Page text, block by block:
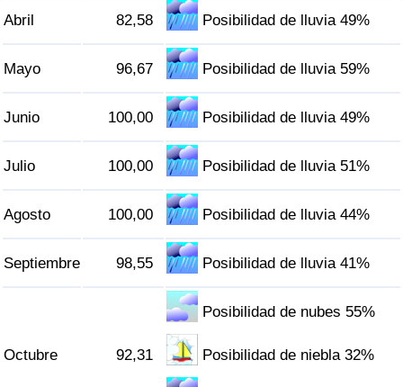
Abril 82,58 Posibilidad de lluvia 49%
Mayo 96,67 Posibilidad de lluvia 59%
Junio 100,00 Posibilidad de lluvia 49%
Julio 100,00 Posibilidad de lluvia 51%
Agosto 100,00 Posibilidad de lluvia 44%
Septiembre 98,55 Posibilidad de lluvia 41%
Octubre 92,31
Posibilidad de nubes 55%
Posibilidad de niebla 32%